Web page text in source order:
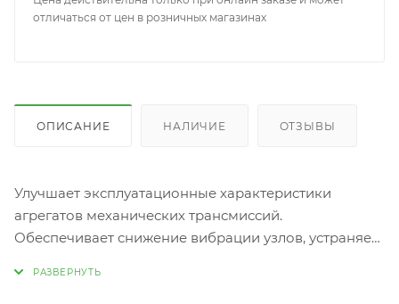
отличаться от цен в розничных магазинах
ОПИСАНИЕ НАЛИЧИЕ ОТЗЫВЫ
Улучшает эксплуатационные характеристики
агрегатов механических трансмиссий.
Обеспечивает снижение вибрации узлов, устраняет